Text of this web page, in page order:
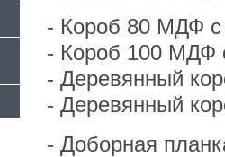
- Короб 80 МДФ с
- Короб 100 МДФ
- Деревянный
- Деревянный
- Доборная